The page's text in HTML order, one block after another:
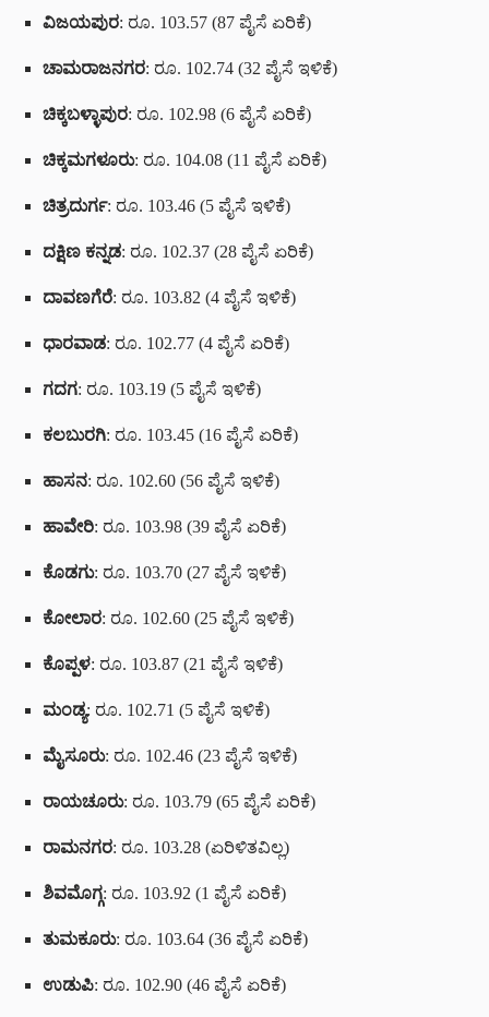
ವಿಜಯಪುರ: ರೂ. 103.57 (87 ಪೈಸೆ ಏರಿಕೆ)
ಚಾಮರಾಜನಗರ: ರೂ. 102.74 (32 ಪೈಸೆ ಇಳಿಕೆ)
ಚಿಕ್ಕಬಳ್ಳಾಪುರ: ರೂ. 102.98 (6 ಪೈಸೆ ಏರಿಕೆ)
ಚಿಕ್ಕಮಗಳೂರು: ರೂ. 104.08 (11 ಪೈಸೆ ಏರಿಕೆ)
ಚಿತ್ರದುರ್ಗ: ರೂ. 103.46 (5 ಪೈಸೆ ಇಳಿಕೆ)
ದಕ್ಷಿಣ ಕನ್ನಡ: ರೂ. 102.37 (28 ಪೈಸೆ ಏರಿಕೆ)
ದಾವಣಗೆರೆ: ರೂ. 103.82 (4 ಪೈಸೆ ಇಳಿಕೆ)
ಧಾರವಾಡ: ರೂ. 102.77 (4 ಪೈಸೆ ಏರಿಕೆ)
ಗದಗ: ರೂ. 103.19 (5 ಪೈಸೆ ಇಳಿಕೆ)
ಕಲಬುರಗಿ: ರೂ. 103.45 (16 ಪೈಸೆ ಏರಿಕೆ)
ಹಾಸನ: ರೂ. 102.60 (56 ಪೈಸೆ ಇಳಿಕೆ)
ಹಾವೇರಿ: ರೂ. 103.98 (39 ಪೈಸೆ ಏರಿಕೆ)
ಕೊಡಗು: ರೂ. 103.70 (27 ಪೈಸೆ ಇಳಿಕೆ)
ಕೋಲಾರ: ರೂ. 102.60 (25 ಪೈಸೆ ಇಳಿಕೆ)
ಕೊಪ್ಪಳ: ರೂ. 103.87 (21 ಪೈಸೆ ಇಳಿಕೆ)
ಮಂಡ್ಯ: ರೂ. 102.71 (5 ಪೈಸೆ ಇಳಿಕೆ)
ಮೈಸೂರು: ರೂ. 102.46 (23 ಪೈಸೆ ಇಳಿಕೆ)
ರಾಯಚೂರು: ರೂ. 103.79 (65 ಪೈಸೆ ಏರಿಕೆ)
ರಾಮನಗರ: ರೂ. 103.28 (ಏರಿಳಿತವಿಲ್ಲ)
ಶಿವಮೊಗ್ಗ: ರೂ. 103.92 (1 ಪೈಸೆ ಏರಿಕೆ)
ತುಮಕೂರು: ರೂ. 103.64 (36 ಪೈಸೆ ಏರಿಕೆ)
ಉಡುಪಿ: ರೂ. 102.90 (46 ಪೈಸೆ ಏರಿಕೆ)